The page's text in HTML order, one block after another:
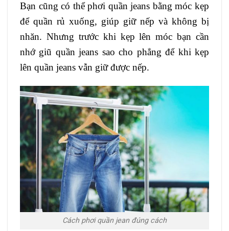
Bạn cũng có thể phơi quần jeans bằng móc kẹp
để quần rủ xuống, giúp giữ nếp và không bị
nhăn. Nhưng trước khi kẹp lên móc bạn cần
nhớ giũ quần jeans sao cho phẳng để khi kẹp
lên quần jeans vẫn giữ được nếp.
Cách phơi quần jean đúng cách